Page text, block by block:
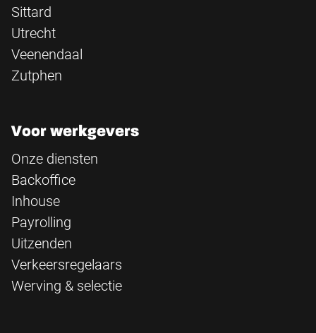
Sittard
Utrecht
Veenendaal
Zutphen
Voor werkgevers
Onze diensten
Backoffice
Inhouse
Payrolling
Uitzenden
Verkeersregelaars
Werving & selectie